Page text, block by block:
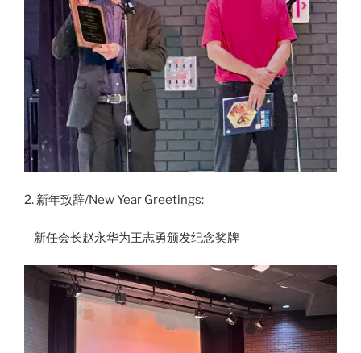
2. 新年致辞/New Year Greetings:
新任会长赵永华为王志勇颁发纪念奖牌